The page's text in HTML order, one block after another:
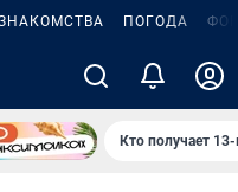
ПОГОДА
Кто получает